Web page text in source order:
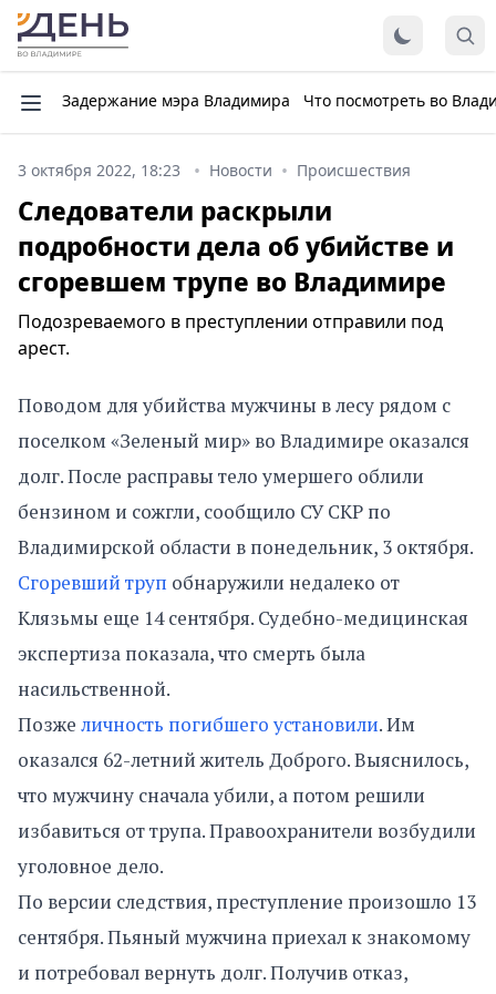
Задержание мэра Владимира Что посмотреть во
3 октября 2022, 18:23 Новости Происшествия
Следователи раскрыли
подробности дела об убийстве и
сгоревшем трупе во Владимире
Подозреваемого в преступлении отправили под
арест.
Поводом для убийства мужчины в лесу рядом с
поселком «Зеленый мир» во Владимире оказался
долг. После расправы тело умершего облили
бензином и сожгли, сообщило СУ СКР по
Владимирской области в понедельник, 3 октября.
Сгоревший труп обнаружили недалеко от
Клязьмы еще 14 сентября. Судебно-медицинская
экспертиза показала, что смерть была
насильственной.
Позже личность погибшего установили. Им
оказался 62-летний житель Доброго. Выяснилось,
что мужчину сначала убили, а потом решили
избавиться от трупа. Правоохранители возбудили
уголовное дело.
По версии следствия, преступление произошло 13
сентября. Пьяный мужчина приехал к знакомому
и потребовал вернуть долг. Получив отказ,